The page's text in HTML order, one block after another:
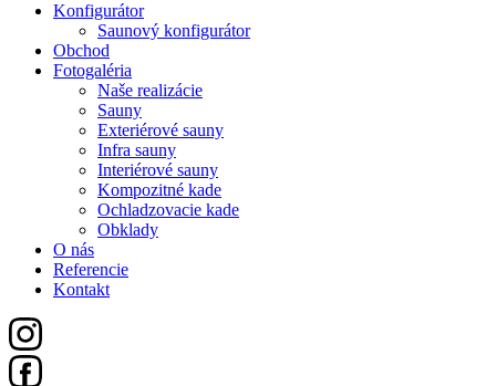
Konfigurátor
Saunový konfigurátor
Obchod
Fotogaléria
Naše realizácie
Sauny
Exteriérové sauny
Infra sauny
Interiérové sauny
Kompozitné kade
Ochladzovacie kade
Obklady
O nás
Referencie
Kontakt